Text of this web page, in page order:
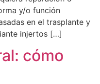
y/o función
en el trasplante y
injertos […]
cómo